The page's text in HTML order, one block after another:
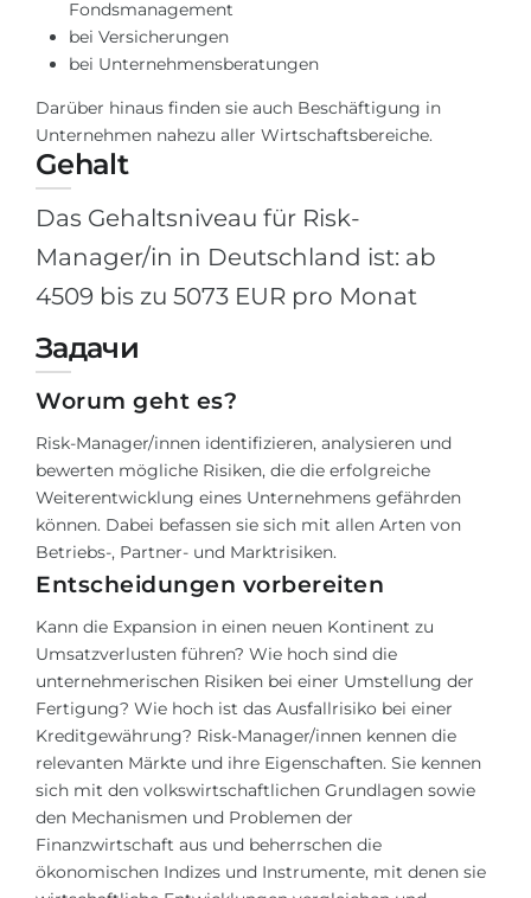
Fondsmanagement
bei Versicherungen
bei Unternehmensberatungen
Darüber hinaus finden sie auch Beschäftigung in
Unternehmen nahezu aller Wirtschaftsbereiche.
Gehalt
Das Gehaltsniveau für Risk-
Manager/in in Deutschland ist: ab
4509 bis zu 5073 EUR pro Monat
Задачи
Worum geht es?
Risk-Manager/innen identifizieren, analysieren und
bewerten mögliche Risiken, die die erfolgreiche
Weiterentwicklung eines Unternehmens gefährden
können. Dabei befassen sie sich mit allen Arten von
Betriebs-, Partner- und Marktrisiken.
Entscheidungen vorbereiten
Kann die Expansion in einen neuen Kontinent zu
Umsatzverlusten führen? Wie hoch sind die
unternehmerischen Risiken bei einer Umstellung der
Fertigung? Wie hoch ist das Ausfallrisiko bei einer
Kreditgewährung? Risk-Manager/innen kennen die
relevanten Märkte und ihre Eigenschaften. Sie kennen
sich mit den volkswirtschaftlichen Grundlagen sowie
den Mechanismen und Problemen der
Finanzwirtschaft aus und beherrschen die
ökonomischen Indizes und Instrumente, mit denen sie